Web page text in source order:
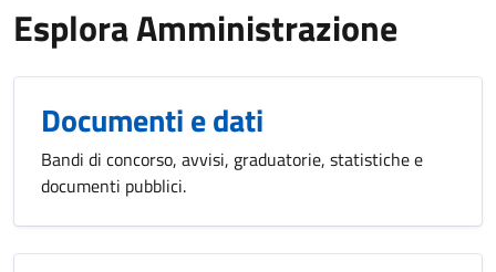
Esplora Amministrazione
Documenti e dati
Bandi di concorso, avvisi, graduatorie, statistiche e
documenti pubblici.